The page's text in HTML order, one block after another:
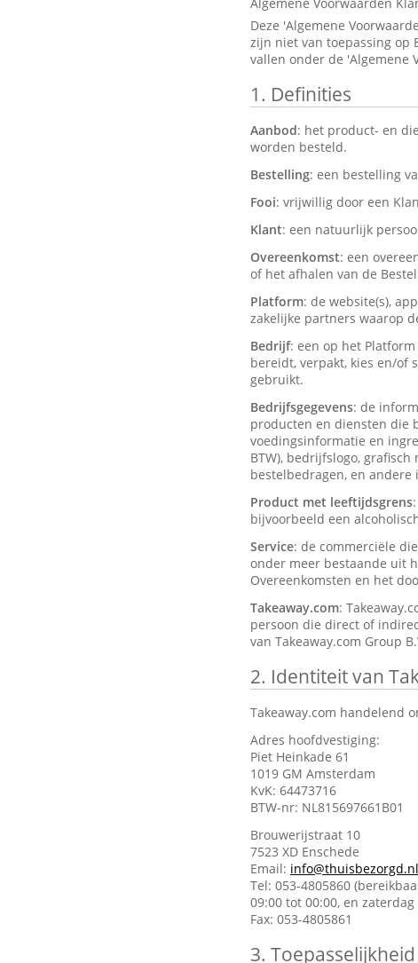
Deze 'Algemene
zijn niet van toepassing op
vallen onder de 'Algemene
1. Definities
Aanbod: het product- en
worden besteld.
Bestelling: een bestelling
Fooi: vrijwillig door een
Klant: een natuurlijk
Overeenkomst: een
of het afhalen van de
Platform: de website(s),
zakelijke partners waarop
Bedrijf: een op het
bereidt, verpakt, kies en/of
gebruikt.
Bedrijfsgegevens: de
producten en diensten die
voedingsinformatie en
BTW), bedrijfslogo,
bestelbedragen, en
Product met leeftijdsgrens
bijvoorbeeld een
Service: de commerciële
onder meer bestaande uit
Overeenkomsten en het
Takeaway.com:
persoon die direct of
van Takeaway.com Group
2. Identiteit van
Takeaway.com handelend
Adres hoofdvestiging:
Piet Heinkade 61
1019 GM Amsterdam
KvK: 64473716
BTW-nr: NL815697661B01
Brouwerijstraat 10
7523 XD Enschede
Email: info@thuisbezorgd.nl
Tel: 053-4805860
09:00 tot 00:00, en
Fax: 053-4805861
3. Toepasselijkheid